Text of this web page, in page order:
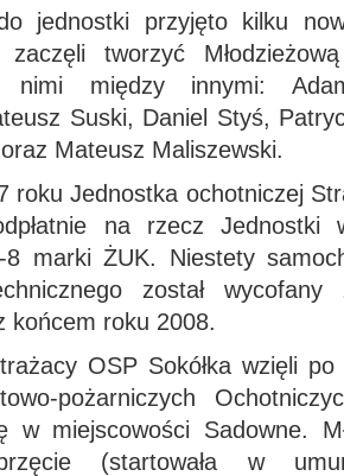
jednostki przyjęto kilku
tworzyć
nimi między innymi:
Suski, Daniel Styś,
Mateusz Maliszewski.
roku Jednostka ochotniczej
na rzecz Jednostki
marki ŻUK. Niestety
został wycofany
końcem roku 2008.
OSP Sokółka wzięli po
pożarniczych
w miejscowości Sadowne.
(startowała w